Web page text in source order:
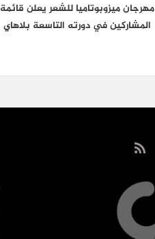
مهرجان ميزوبوتاميا للشعر يعلن قائمة
المشاركين في دورته التاسعة بلاهاي